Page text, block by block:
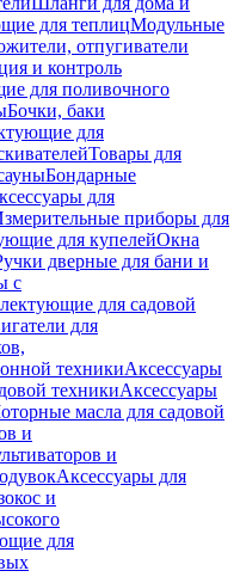
для теплицМодульные
отпугиватели
и контроль
для поливочного
Бочки, баки
для
Товары для
Бондарные
для
приборы для
для купелейОкна
дверные для бани и
с
для садовой
для
техникиАксессуары
техникиАксессуары
масла для садовой
и
и
Аксессуары для
и
для